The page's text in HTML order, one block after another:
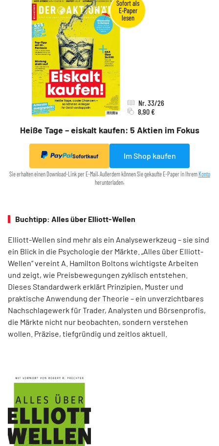
Heiße Tage – eiskalt kaufen: 5 Aktien im Fokus
Nr. 33/26
8,90 €
Sofortkauf Im Shop kaufen
Sie erhalten einen Download-Link per E-Mail. Außerdem können Sie gekaufte E-Paper in Ihrem Konto
herunterladen.
Buchtipp: Alles über Elliott-Wellen
Elliott-Wellen sind mehr als ein Analysewerkzeug – sie sind
ein Blick in die Psychologie der Märkte. „Alles über Elliott-
Wellen“ vereint A. Hamilton Boltons wichtigste Arbeiten
und zeigt, wie Preisbewegungen zyklisch entstehen.
Dieses Standardwerk erklärt Prinzipien, Muster und
praktische Anwendung der Theorie – ein unverzichtbares
Nachschlagewerk für Trader, Analysten und Börsenprofis,
die Märkte nicht nur beobachten, sondern verstehen
wollen. Präzise, tiefgründig und zeitlos aktuell.